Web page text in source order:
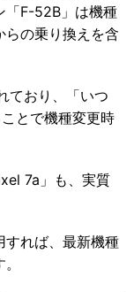
「F-52B」は機種
らの乗り換えを含
ており、「いつ
とで機種変更時
7a」も、実質
すれば、最新機種